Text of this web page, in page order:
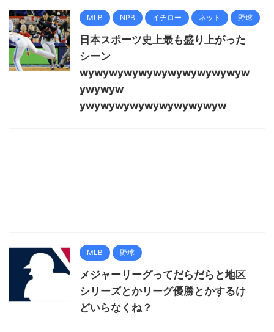
MLB NPB イチロー ネット 野球
日本スポーツ史上最も盛り上がった
シーン
wywywywywywywywywywywyw
ywywyw
ywywywywywywywywywyw
MLB 野球
メジャーリーグってだらだらと地区
シリーズとかリーグ優勝とかするけ
どいらなくね？